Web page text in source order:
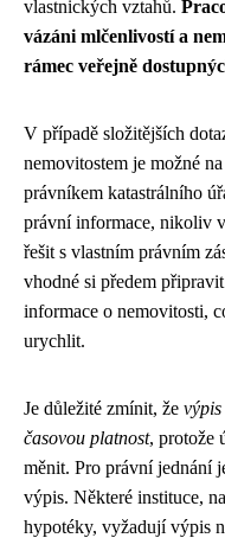
vlastnických vztahů.
vázáni mlčenlivostí a
rámec veřejně
V případě složitějších
nemovitostem je možné
právníkem katastrálního
právní informace, nikoliv
řešit s vlastním právním
vhodné si předem
informace o nemovitosti,
urychlit.
Je důležité zmínit, že
časovou platnost, protože
měnit. Pro právní jednání
výpis. Některé instituce,
hypotéky, vyžadují výpis